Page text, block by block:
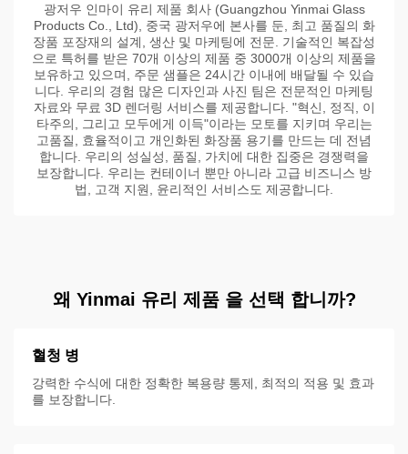
광저우 인마이 유리 제품 회사 (Guangzhou Yinmai Glass
Products Co., Ltd), 중국 광저우에 본사를 둔, 최고 품질의 화
장품 포장재의 설계, 생산 및 마케팅에 전문. 기술적인 복잡성
으로 특허를 받은 70개 이상의 제품 중 3000개 이상의 제품을
보유하고 있으며, 주문 샘플은 24시간 이내에 배달될 수 있습
니다. 우리의 경험 많은 디자인과 사진 팀은 전문적인 마케팅
자료와 무료 3D 렌더링 서비스를 제공합니다. "혁신, 정직, 이
타주의, 그리고 모두에게 이득"이라는 모토를 지키며 우리는
고품질, 효율적이고 개인화된 화장품 용기를 만드는 데 전념
합니다. 우리의 성실성, 품질, 가치에 대한 집중은 경쟁력을
보장합니다. 우리는 컨테이너 뿐만 아니라 고급 비즈니스 방
법, 고객 지원, 윤리적인 서비스도 제공합니다.
왜 Yinmai 유리 제품 을 선택 합니까?
혈청 병
강력한 수식에 대한 정확한 복용량 통제, 최적의 적용 및 효과
를 보장합니다.